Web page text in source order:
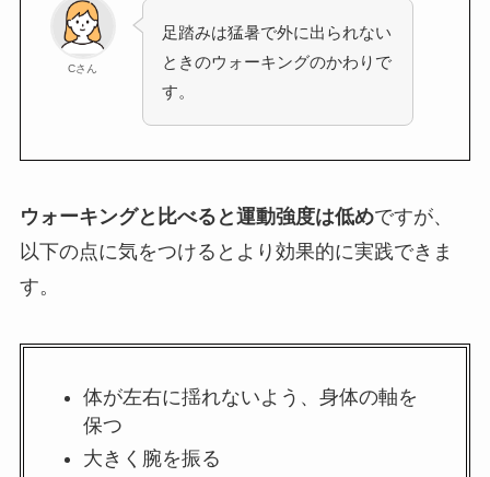
Cさん
足踏みは猛暑で外に出られない
ときのウォーキングのかわりで
す。
ウォーキングと比べると運動強度は低めですが、
以下の点に気をつけるとより効果的に実践できま
す。
体が左右に揺れないよう、身体の軸を
保つ
大きく腕を振る